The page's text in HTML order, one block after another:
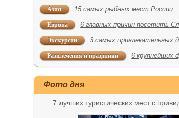
Азия 15 самых рыбных мест России
Европа 6 главных причин посетить
Экскурсии
Развлечения и праздники
Фото дня
7 лучших туристических мест с